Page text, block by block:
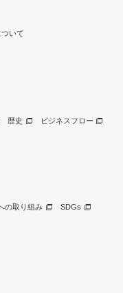
いて
歴史 ビジネスフロー
の取り組み SDGs